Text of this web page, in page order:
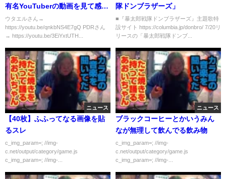
有名YouTuberの動画を見て感じ
たこと。
ウタエルさん→
https://youtu.be/qnkbNS4E7gQ PDRさん
→ https://youtu.be/3EiYxtUTH...
隊ドンブラザーズ」
■『暴太郎戦隊ドンブラザーズ』主題歌特
設サイト https://columbia.jp/donbro/ 7/20リ
リースの「暴太郎戦隊ドンブ...
ニュース
【40枚】ふふってなる画像を貼
るスレ
c_img_param=; //img-
c.net/output/category/game.js
c_img_param=; //img-...
ニュース
ブラックコーヒーとかいうみん
なが無理して飲んでる飲み物
c_img_param=; //img-
c.net/output/category/game.js
c_img_param=; //img-...